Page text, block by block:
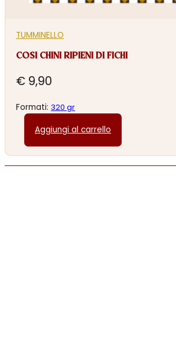
TUMMINELLO
COSI CHINI RIPIENI DI FICHI
€ 9,90
Formati:320 gr
Aggiungi al carrello